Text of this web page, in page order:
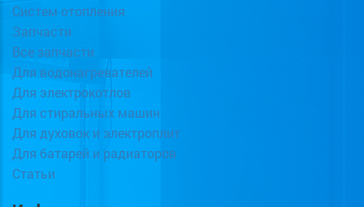
Систем отопления
Запчасти
Все запчасти
Для водонагревателей
Для электрокотлов
Для стиральных машин
Для духовок и электроплит
Для батарей и радиаторов
Статьи